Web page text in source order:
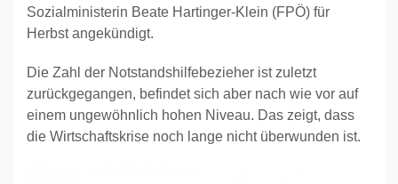
Sozialministerin Beate Hartinger-Klein (FPÖ) für
Herbst angekündigt.
Die Zahl der Notstandshilfebezieher ist zuletzt
zurückgegangen, befindet sich aber nach wie vor auf
einem ungewöhnlich hohen Niveau. Das zeigt, dass
die Wirtschaftskrise noch lange nicht überwunden ist.